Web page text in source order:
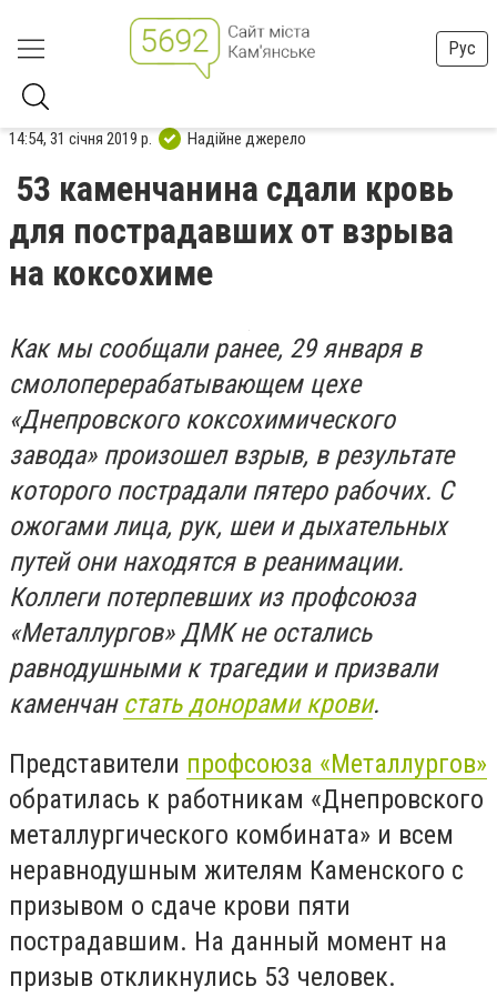
Рус
14:54, 31 січня 2019 р. Надійне джерело
53 каменчанина сдали кровь
для пострадавших от взрыва
на коксохиме
Как мы сообщали ранее, 29 января в
смолоперерабатывающем цехе
«Днепровского коксохимического
завода» произошел взрыв, в результате
которого пострадали пятеро рабочих. С
ожогами лица, рук, шеи и дыхательных
путей они находятся в реанимации.
Коллеги потерпевших из профсоюза
«Металлургов» ДМК не остались
равнодушными к трагедии и призвали
каменчан стать донорами крови.
Представители профсоюза «Металлургов»
обратилась к работникам «Днепровского
металлургического комбината» и всем
неравнодушным жителям Каменского с
призывом о сдаче крови пяти
пострадавшим. На данный момент на
призыв откликнулись 53 человек.